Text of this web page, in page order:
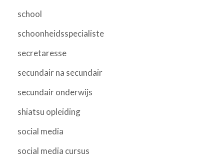
school
schoonheidsspecialiste
secretaresse
secundair na secundair
secundair onderwijs
shiatsu opleiding
social media
social media cursus